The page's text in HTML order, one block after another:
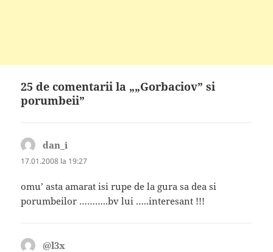
25 de comentarii la „„Gorbaciov” si
porumbeii”
dan_i
17.01.2008 la 19:27
omu’ asta amarat isi rupe de la gura sa dea si
porumbeilor ………..bv lui …..interesant !!!
@l3x